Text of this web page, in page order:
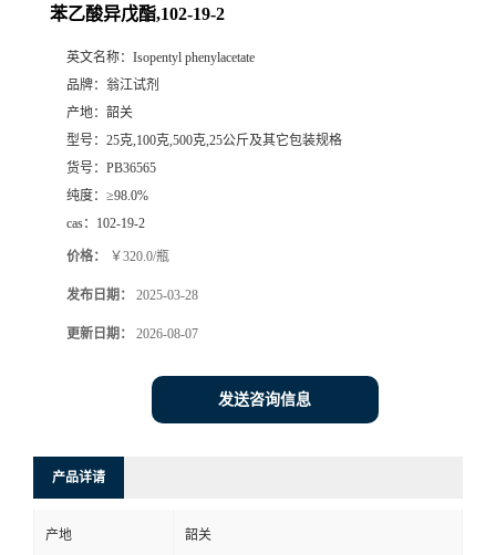
苯乙酸异戊酯,102-19-2
英文名称： Isopentyl phenylacetate
品牌： 翁江试剂
产地： 韶关
型号： 25克,100克,500克,25公斤及其它包装规格
货号： PB36565
纯度： ≥98.0%
cas： 102-19-2
价格： ￥320.0/瓶
发布日期： 2025-03-28
更新日期： 2026-08-07
发送咨询信息
产品详请
产地 韶关